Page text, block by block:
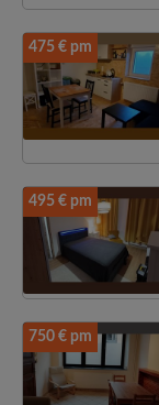
475 € pm
495 € pm
750 € pm